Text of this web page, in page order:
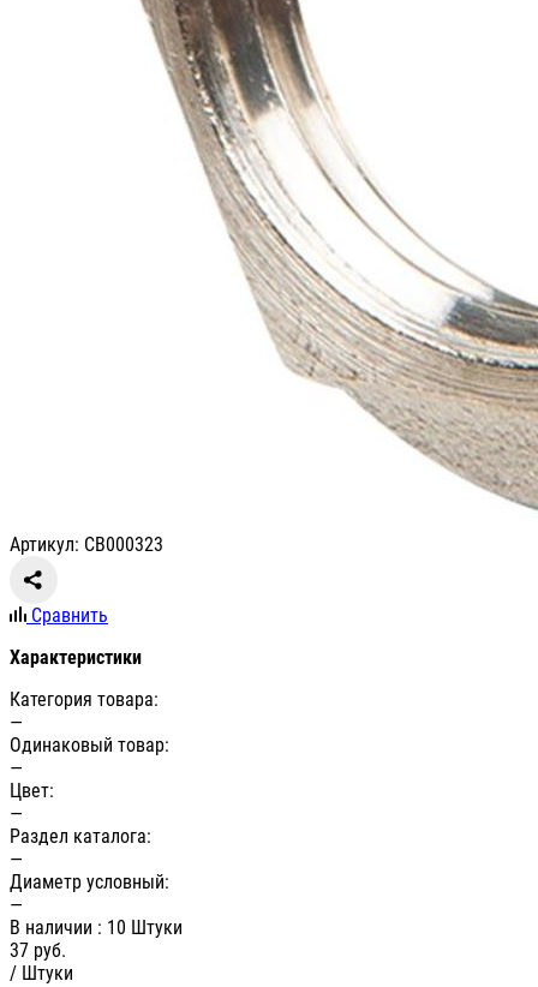
Артикул: СВ000323
Сравнить
Характеристики
Категория товара:
—
Одинаковый товар:
—
Цвет:
—
Раздел каталога:
—
Диаметр условный:
—
В наличии : 10 Штуки
37 руб.
/ Штуки